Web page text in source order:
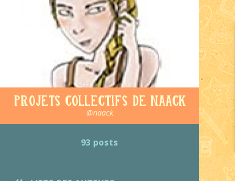
Projets collectifs de Naack
@naack
93 posts